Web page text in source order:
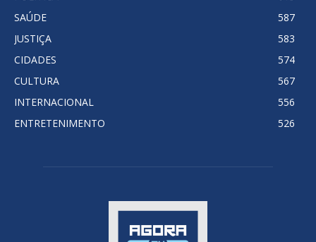
SAÚDE
587
JUSTIÇA
583
CIDADES
574
CULTURA
567
INTERNACIONAL
556
ENTRETENIMENTO
526